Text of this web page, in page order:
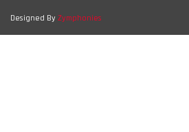
Designed By Zymphonies